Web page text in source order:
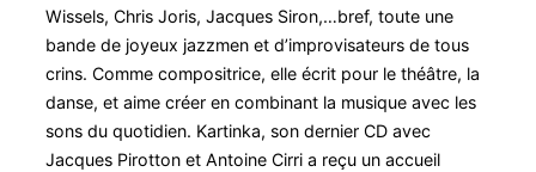
Wissels, Chris Joris, Jacques Siron,…bref, toute une
bande de joyeux jazzmen et d’improvisateurs de tous
crins. Comme compositrice, elle écrit pour le théâtre, la
danse, et aime créer en combinant la musique avec les
sons du quotidien. Kartinka, son dernier CD avec
Jacques Pirotton et Antoine Cirri a reçu un accueil